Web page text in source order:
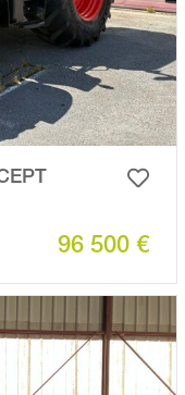
96 500 €